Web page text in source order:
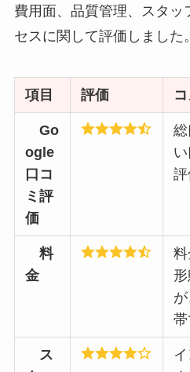
費用面、品質管理、スタッ
セスに関して評価しました。
項目 評価
Go
ogle
口コ
ミ評
価
評
料
金
帯
ス